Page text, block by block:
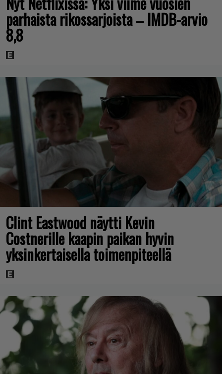
parhaista rikossarjoista – IMDB-arvio
8,8
Clint Eastwood näytti Kevin
Costnerille kaapin paikan hyvin
yksinkertaisella toimenpiteellä